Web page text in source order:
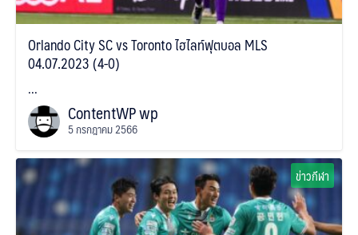
Orlando City SC vs Toronto ไฮไลท์ฟุตบอล MLS
04.07.2023 (4-0)
...
ContentWP wp
5 กรกฎาคม 2566
ข่าวกีฬา